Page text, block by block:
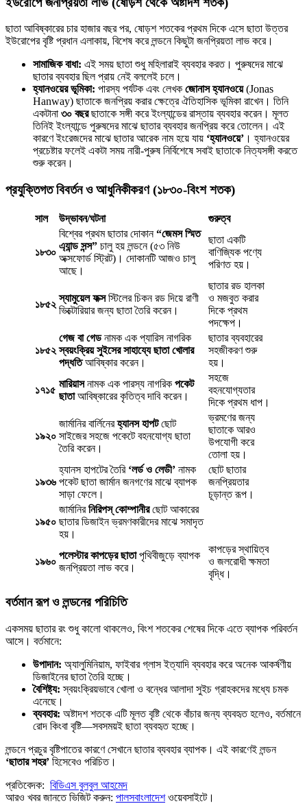
ছাতা আবিষ্কারের চার হাজার বছর পর, ষোড়শ শতকের প্রথম দিকে এসে ছাতা উত্তর
ইউরোপের বৃষ্টি প্রধান এলাকায়, বিশেষ করে লন্ডনে কিছুটা জনপ্রিয়তা লাভ করে।
সামাজিক বাধা: এই সময় ছাতা শুধু মহিলারাই ব্যবহার করত। পুরুষদের মাঝে
ছাতার ব্যবহার ছিল প্রায় নেই বললেই চলে।
হ্যানওয়ের ভূমিকা: পারস্য পর্যটক এবং লেখক জোনাস হ্যানওয়ে(Jonas
Hanway) ছাতাকে জনপ্রিয় করার ক্ষেত্রে ঐতিহাসিক ভূমিকা রাখেন। তিনি
একটানা ৩০ বছরছাতাকে সঙ্গী করে ইংল্যান্ডের রাস্তায় ব্যবহার করেন। মূলত
তিনিই ইংল্যান্ডে পুরুষদের মাঝে ছাতার ব্যবহার জনপ্রিয় করে তোলেন। এই
কারণে ইংরেজদের মাঝে ছাতার আরেক নাম হয়ে যায় ‘হ্যানওয়ে’ । হ্যানওয়ের
প্রচেষ্টার ফলেই একটা সময় নারী-পুরুষ নির্বিশেষে সবাই ছাতাকে নিত্যসঙ্গী করতে
শুরু করেন।
প্রযুক্তিগত বিবর্তন ও আধুনিকীকরণ (১৮৩০-বিংশ শতক)
সাল উদ্ভাবন/ঘটনা গুরুত্ব
১৮৩০
বিশ্বের প্রথম ছাতার দোকান“জেমস স্মিত
এ্যান্ড সন্স” চালু হয় লন্ডনে (৫৩ নিউ
অক্সফোর্ড স্ট্রিট)। দোকানটি আজও চালু
আছে।
ছাতা একটি
বাণিজ্যিক পণ্যে
পরিণত হয়।
১৮৫২
স্যামুয়েল ফক্সস্টিলের চিকন রড দিয়ে রাণী
ভিক্টোরিয়ার জন্য ছাতা তৈরি করেন।
ছাতার রড হালকা
ও মজবুত করার
দিকে প্রথম
পদক্ষেপ।
১৮৫২
গেজ বা গেডনামক এক প্যারিস নাগরিক
স্বয়ংক্রিয় সুইসের সাহায্যে ছাতা খোলার
পদ্ধতিআবিষ্কার করেন।
ছাতার ব্যবহারের
সহজীকরণ শুরু
হয়।
১৭১৫
মারিয়াসনামক এক পারস্য নাগরিক পকেট
ছাতাআবিষ্কারের কৃতিত্ব দাবি করেন।
সহজে
বহনযোগ্যতার
দিকে প্রথম ধাপ।
১৯২০
জার্মানির বার্লিনেরহ্যানস হাপটছোট
সাইজের সহজে পকেটে বহনযোগ্য ছাতা
তৈরি করেন।
ভ্রমণের জন্য
ছাতাকে আরও
উপযোগী করে
তোলা হয়।
১৯৩৬
হ্যানস হাপটের তৈরি ‘লর্ড ও লেডী’ নামক
পকেট ছাতা জার্মান জনগণের মাঝে ব্যাপক
সাড়া ফেলে।
ছোট ছাতার
জনপ্রিয়তার
চূড়ান্ত রূপ।
১৯৫০
জার্মানিরনিরিপস্ কোম্পানীরছোট আকারের
ছাতার ডিজাইন ভ্রমণকারীদের মাঝে সমাদৃত
হয়।
১৯৬০
পলেস্টার কাপড়ের ছাতাপৃথিবীজুড়ে ব্যাপক
জনপ্রিয়তা লাভ করে।
কাপড়ের স্থায়িত্ব
ও জলরোধী ক্ষমতা
বৃদ্ধি।
বর্তমান রূপ ও লন্ডনের পরিচিতি
একসময় ছাতার রং শুধু কালো থাকলেও, বিংশ শতকের শেষের দিকে এতে ব্যাপক পরিবর্তন
আসে। বর্তমানে:
উপাদান: অ্যালুমিনিয়াম, ফাইবার গ্লাস ইত্যাদি ব্যবহার করে অনেক আকর্ষণীয়
ডিজাইনের ছাতা তৈরি হচ্ছে।
বৈশিষ্ট্য: স্বয়ংক্রিয়ভাবে খোলা ও বন্ধের আলাদা সুইচ গ্রাহকদের মধ্যে চমক
এনেছে।
ব্যবহার: অষ্টাদশ শতকে এটি মূলত বৃষ্টি থেকে বাঁচার জন্য ব্যবহৃত হলেও, বর্তমানে
রোদ কিংবা বৃষ্টি—সবসময়ই ছাতা ব্যবহৃত হচ্ছে।
লন্ডনে প্রচুর বৃষ্টিপাতের কারণে সেখানে ছাতার ব্যবহার ব্যাপক। এই কারণেই লন্ডন
‘ছাতার শহর’ হিসেবেও পরিচিত।
প্রতিবেদক: বিডিএস বুলবুল আহমেদ
আরও খবর জানতে ভিজিট করুন: পালসবাংলাদেশওয়েবসাইটে।